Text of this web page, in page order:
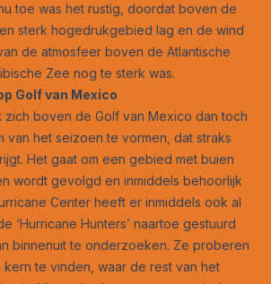
toe was het rustig, doordat boven de
sterk hogedrukgebied lag en de wind
de atmosfeer boven de Atlantische
Zee nog te sterk was.
Golf van Mexico
zich boven de Golf van Mexico dan toch
van het seizoen te vormen, dat straks
Het gaat om een gebied met buien
wordt gevolgd en inmiddels behoorlijk
Center heeft er inmiddels ook al
‘Hurricane Hunters’ naartoe gestuurd
binnenuit te onderzoeken. Ze proberen
te vinden, waar de rest van het